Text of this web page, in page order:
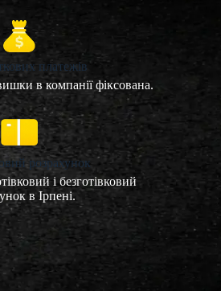
платежів
в компанії фіксована.
розрахунок
і безготівковий
в Ірпені.